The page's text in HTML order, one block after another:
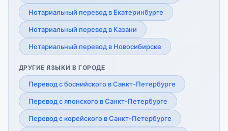
Нотариальный перевод в Екатеринбурге
Нотариальный перевод в Казани
Нотариальный перевод в Новосибирске
ДРУГИЕ ЯЗЫКИ В ГОРОДЕ
Перевод с боснийского в Санкт-Петербурге
Перевод с японского в Санкт-Петербурге
Перевод с корейского в Санкт-Петербурге